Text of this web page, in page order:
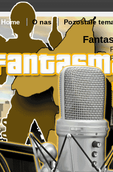
Home O nas Pozostałe